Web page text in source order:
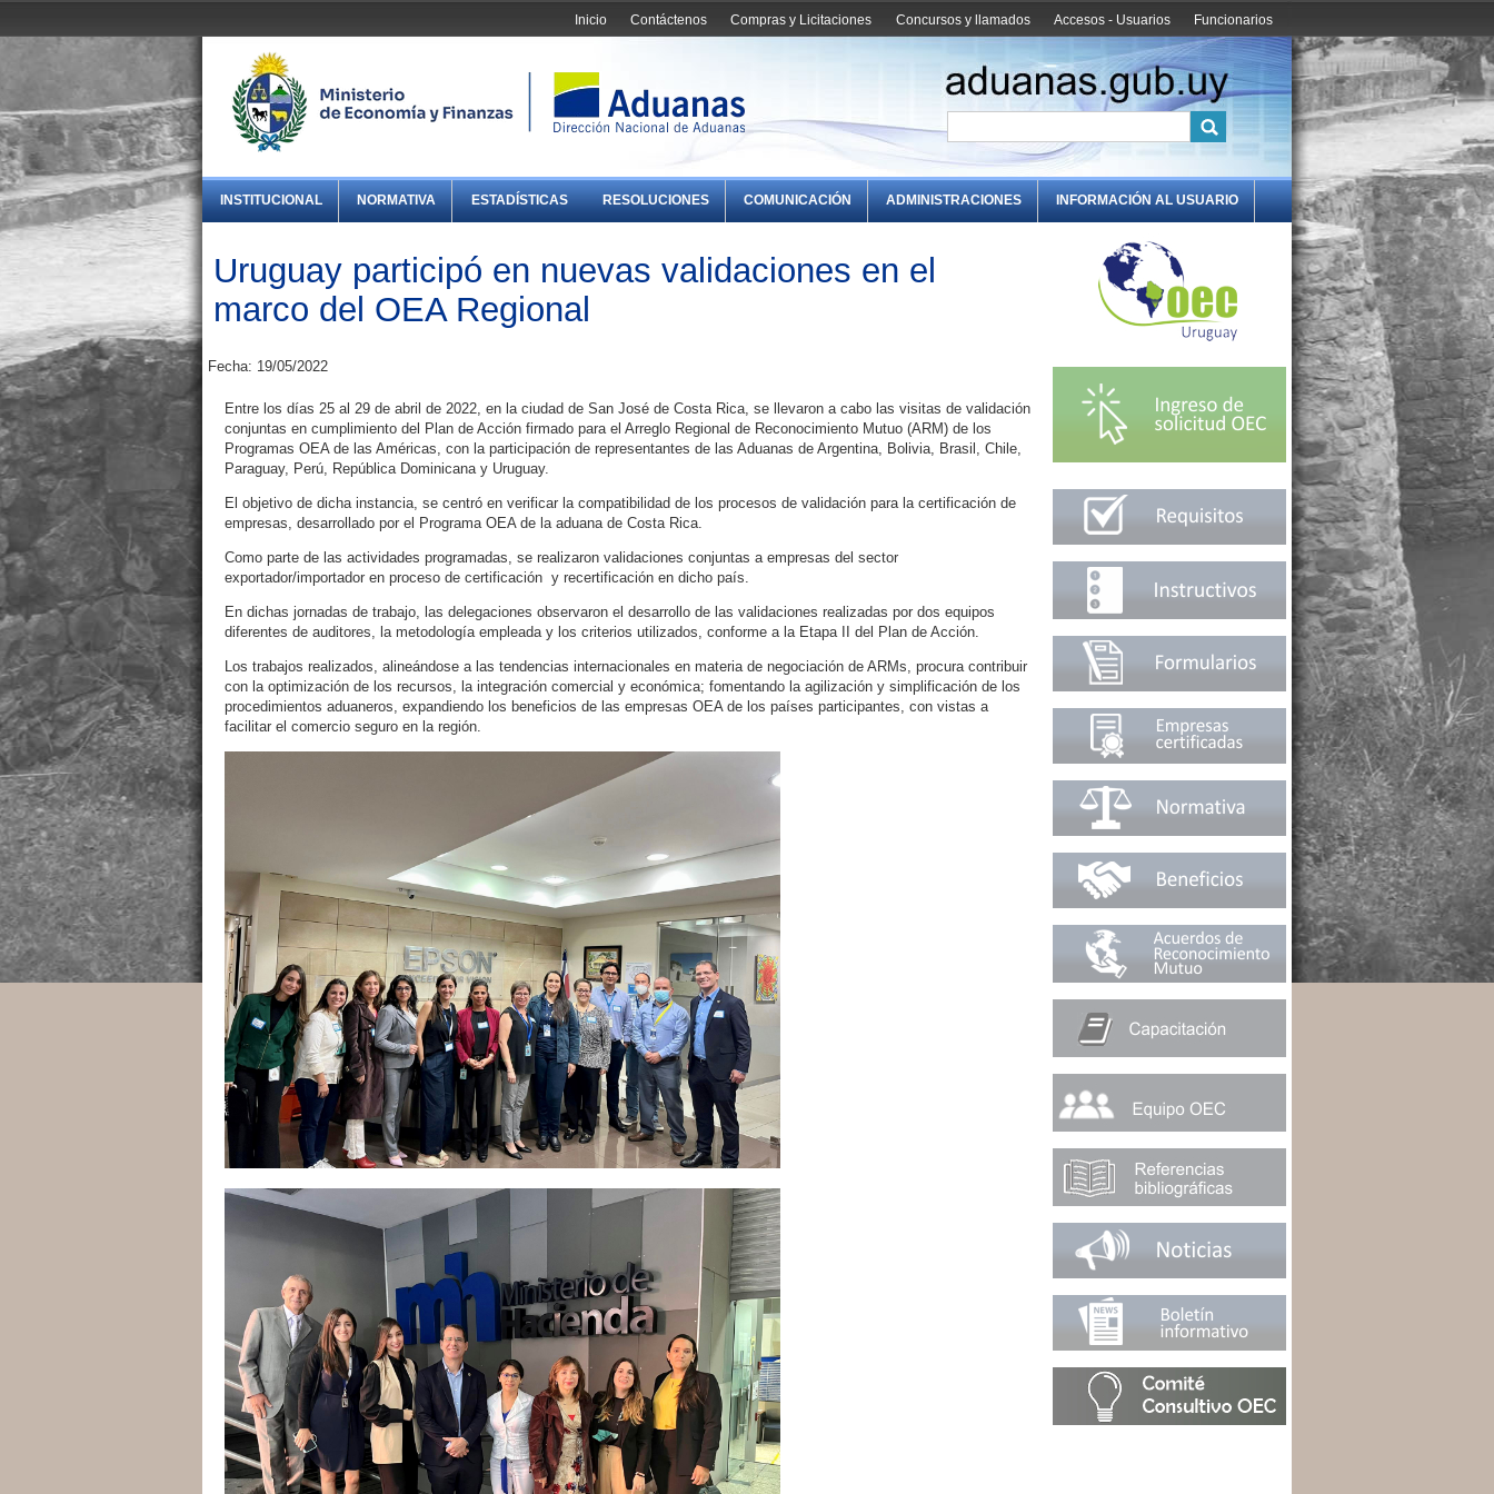
Funcionarios
Accesos - Usuarios
Concursos y llamados
Compras y Licitaciones
Contáctenos
Inicio
INSTITUCIONAL NORMATIVA ESTADÍSTICAS RESOLUCIONES COMUNICACIÓN ADMINISTRACIONES INFORMACIÓN AL USUARIO
Uruguay participó en nuevas validaciones en el
marco del OEA Regional
Fecha: 19/05/2022
Entre los días 25 al 29 de abril de 2022, en la ciudad de San José de Costa Rica, se llevaron a cabo las visitas de validación
conjuntas en cumplimiento del Plan de Acción firmado para el Arreglo Regional de Reconocimiento Mutuo (ARM) de los
Programas OEA de las Américas, con la participación de representantes de las Aduanas de Argentina, Bolivia, Brasil, Chile,
Paraguay, Perú, República Dominicana y Uruguay.
El objetivo de dicha instancia, se centró en verificar la compatibilidad de los procesos de validación para la certificación de
empresas, desarrollado por el Programa OEA de la aduana de Costa Rica.
Como parte de las actividades programadas, se realizaron validaciones conjuntas a empresas del sector
exportador/importador en proceso de certificación y recertificación en dicho país.
En dichas jornadas de trabajo, las delegaciones observaron el desarrollo de las validaciones realizadas por dos equipos
diferentes de auditores, la metodología empleada y los criterios utilizados, conforme a la Etapa II del Plan de Acción.
Los trabajos realizados, alineándose a las tendencias internacionales en materia de negociación de ARMs, procura contribuir
con la optimización de los recursos, la integración comercial y económica; fomentando la agilización y simplificación de los
procedimientos aduaneros, expandiendo los beneficios de las empresas OEA de los países participantes, con vistas a
facilitar el comercio seguro en la región.